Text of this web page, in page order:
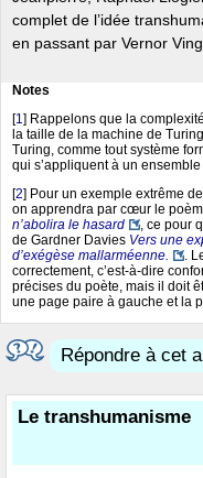
complet de l’idée
en passant par Vernor
Notes
[1 ] Rappelons que la
la taille de la machine de
Turing, comme tout système
qui s’appliquent à un
[2] Pour un exemple extrême
on apprendra par cœur le
n’abolira le hasard
, ce pour
de Gardner Davies Vers une
d’exégèse mallarméenne.
.
correctement, c’est-à-dire
précises du poète, mais il doit
une page paire à gauche et la
Répondre à cet
Le transhumanisme